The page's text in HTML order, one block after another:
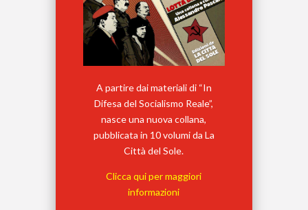
A partire dai materiali di “In
Difesa del Socialismo Reale”,
nasce una nuova collana,
pubblicata in 10 volumi da La
Città del Sole.
Clicca qui per maggiori
informazioni